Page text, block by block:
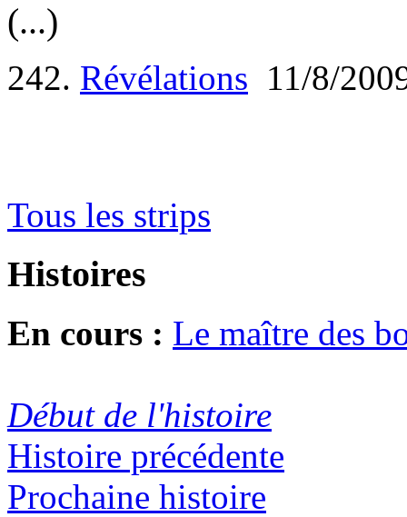
(...)
242. Révélations 11/8/
Tous les strips
Histoires
En cours : Le maître des
Début de l'histoire
Histoire précédente
Prochaine histoire